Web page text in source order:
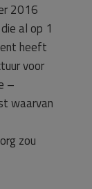
2016
al op 1
heeft
voor
–
waarvan
zou